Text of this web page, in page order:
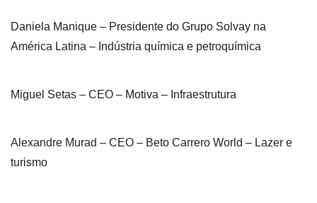
Daniela Manique – Presidente do Grupo Solvay na
América Latina – Indústria química e petroquímica
Miguel Setas – CEO – Motiva – Infraestrutura
Alexandre Murad – CEO – Beto Carrero World – Lazer e
turismo